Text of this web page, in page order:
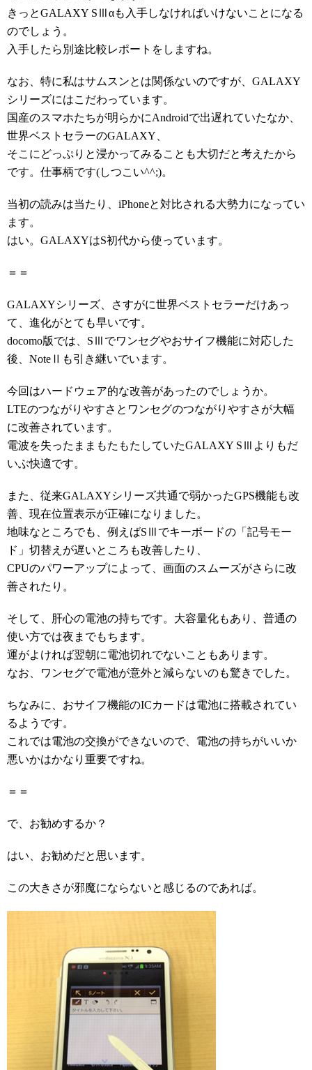
きっとGALAXY SⅢαも入手しなければいけないことになる
のでしょう。
入手したら別途比較レポートをしますね。
なお、特に私はサムスンとは関係ないのですが、GALAXY
シリーズにはこだわっています。
国産のスマホたちが明らかにAndroidで出遅れていたなか、
世界ベストセラーのGALAXY、
そこにどっぷりと浸かってみることも大切だと考えたから
です。仕事柄です(しつこい^^;)。
当初の読みは当たり、iPhoneと対比される大勢力になってい
ます。
はい。GALAXYはS初代から使っています。
＝＝
GALAXYシリーズ、さすがに世界ベストセラーだけあっ
て、進化がとても早いです。
docomo版では、SⅢでワンセグやおサイフ機能に対応した
後、NoteⅡも引き継いでいます。
今回はハードウェア的な改善があったのでしょうか。
LTEのつながりやすさとワンセグのつながりやすさが大幅
に改善されています。
電波を失ったままもたもたしていたGALAXY SⅢよりもだ
いぶ快適です。
また、従来GALAXYシリーズ共通で弱かったGPS機能も改
善、現在位置表示が正確になりました。
地味なところでも、例えばSⅢでキーボードの「記号モー
ド」切替えが遅いところも改善したり、
CPUのパワーアップによって、画面のスムーズがさらに改
善されたり。
そして、肝心の電池の持ちです。大容量化もあり、普通の
使い方では夜までもちます。
運がよければ翌朝に電池切れでないこともあります。
なお、ワンセグで電池が意外と減らないのも驚きでした。
ちなみに、おサイフ機能のICカードは電池に搭載されてい
るようです。
これでは電池の交換ができないので、電池の持ちがいいか
悪いかはかなり重要ですね。
＝＝
で、お勧めするか？
はい、お勧めだと思います。
この大きさが邪魔にならないと感じるのであれば。